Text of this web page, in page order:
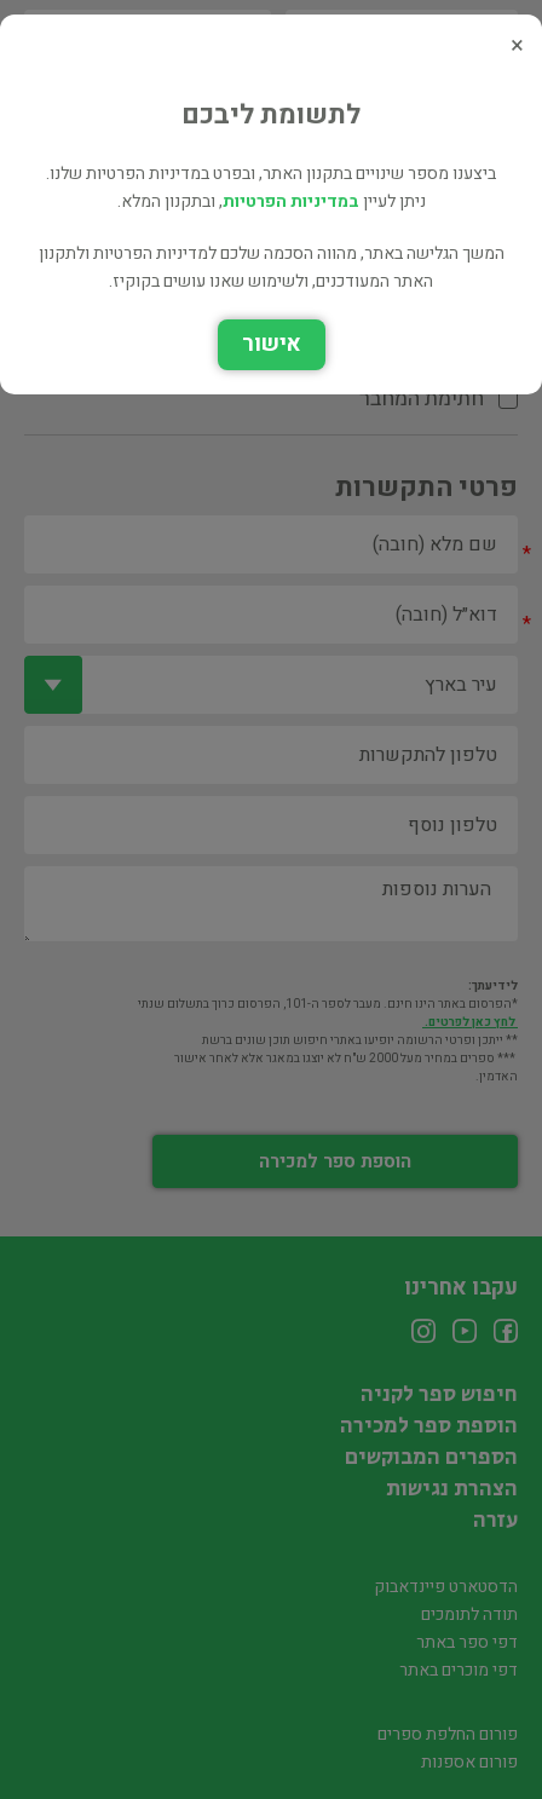
הקדשת המחבר\המתרגם
חתימת המחבר
פרטי התקשרות
*
*
לידיעתך:
*הפרסום באתר הינו חינם. מעבר לספר ה-101, הפרסום כרוך בתשלום שנתי
לחץ כאן לפרטים.
** ייתכן ופרטי הרשומה יופיעו באתרי חיפוש תוכן שונים ברשת
*** ספרים במחיר מעל 2000 ש"ח לא יוצגו במאגר אלא לאחר אישור
האדמין.
הוספת ספר למכירה
×
לתשומת ליבכם
ביצענו מספר שינויים בתקנון האתר, ובפרט במדיניות הפרטיות שלנו.
ניתן לעייןבמדיניות הפרטיות, ובתקנון המלא.
המשך הגלישה באתר, מהווה הסכמה שלכם למדיניות הפרטיות ולתקנון
האתר המעודכנים, ולשימוש שאנו עושים בקוקיז.
אישור
עקבו אחרינו
חיפוש ספר לקניה
הוספת ספר למכירה
הספרים המבוקשים
הצהרת נגישות
עזרה
הדסטארט פיינדאבוק
תודה לתומכים
דפי ספר באתר
דפי מוכרים באתר
פורום החלפת ספרים
פורום אספנות